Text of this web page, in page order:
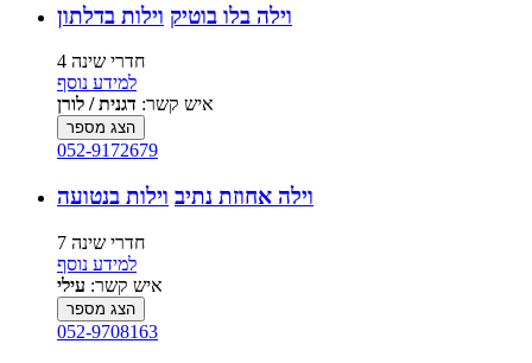
וילה בלו בוטיק וילות בדלתון
4 חדרי שינה
למידע נוסף
איש קשר: דגנית / לורן
הצג מספר
052-9172679
וילה אחוזת נתיב וילות בנטועה
7 חדרי שינה
למידע נוסף
איש קשר: עילי
הצג מספר
052-9708163